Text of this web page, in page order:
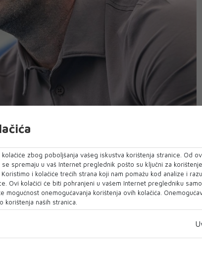
više nije šef stručnog stožera
potvrđeno je iz kluba.
predvodio na ukupno 31 utakmici,
remija i šest poraza.
na profesionalnom radu, predanosti i
svog mandata na klupi Sarajeva. O svim
za stručni štab klub će blagovremeno
zbog poboljšanja vašeg iskustva korištenja stranice. Od
spremaju u vaš Internet preglednik pošto su ključni za
i kolačiće trećih strana koji nam pomažu kod analize i
Ovi kolačići će biti pohranjeni u vašem Internet pregledniku
mogućnost onemogućavanja korištenja ovih kolačića.
korištenja naših stranica.